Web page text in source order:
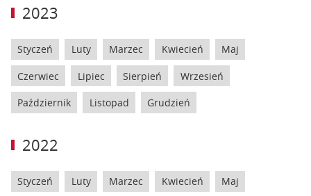
2023
Styczeń Luty Marzec Kwiecień Maj
Czerwiec Lipiec Sierpień Wrzesień
Październik Listopad Grudzień
2022
Styczeń Luty Marzec Kwiecień Maj